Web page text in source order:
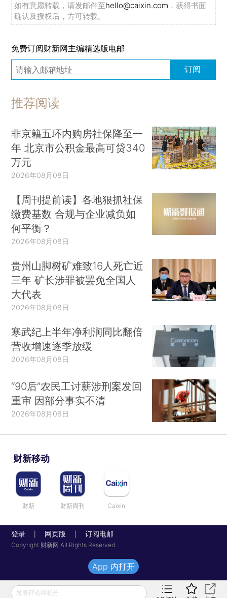
如有意愿转载，请发邮件至hello@caixin.com ，获得书面
确认及授权后，方可转载。
免费订阅财新网主编精选版电邮
订阅
推荐阅读
非京籍五环内购房社保降至一
年 北京市公积金最高可贷340
万元
2026年08月08日
【周刊提前读】各地狠抓社保
缴费基数 合规与企业减负如
何平衡？
2026年08月08日
贵州山脚树矿难致16人死亡近
三年 矿长涉罪被罢免全国人
大代表
2026年08月08日
寒武纪上半年净利润同比翻倍
营收增速逐季放缓
2026年08月08日
“90后”农民工讨薪涉刑案发回
重审 因部分事实不清
2026年08月08日
财新移动
财新 财新周刊 Caixin
登录 网页版 订阅电邮
Copyright 财新网 All Rights Reserved
发表评论得积分
App 内打开